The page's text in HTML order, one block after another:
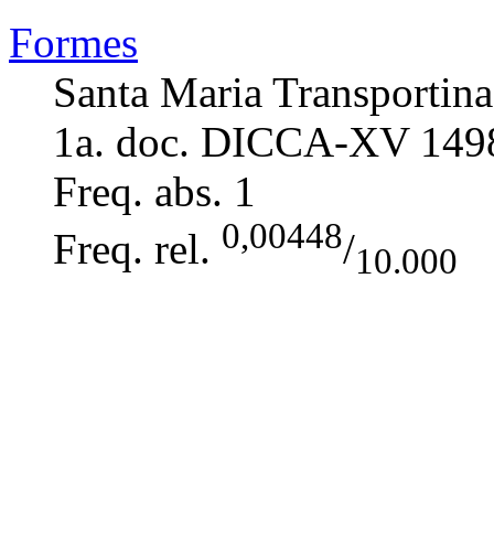
Formes
Santa Maria
1a. doc. DICCA-XV
Freq. abs. 1
Freq. rel. 0,00448/10.000